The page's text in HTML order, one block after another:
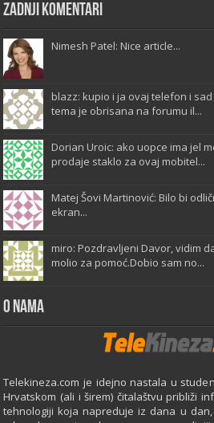
Zadnji komentari
Nimesh Patel: Nice article...
blazz: kupio i ja ovaj telefon i
tema je obrisana na forumu il...
Dorian Uroic: ako uopce ima jel
prodaje staklo za ovaj mobitel...
Matej Šovi Martinović: Bilo bi
ekran...
miro: Pozdravljeni Davor, vidim
molio za pomoć.Dobio sam no...
O Nama
Telekineza.com je idejno nastala u
Hrvatskom (ali i širem) čitalaštvu približi
tehnologiji koja napreduje iz dana u